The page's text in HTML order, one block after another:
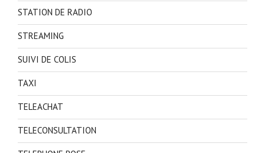
STATION DE RADIO
STREAMING
SUIVI DE COLIS
TAXI
TELEACHAT
TELECONSULTATION